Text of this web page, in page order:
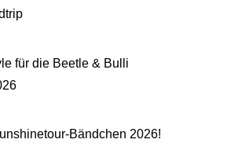
für die Beetle & Bulli
Bändchen 2026!